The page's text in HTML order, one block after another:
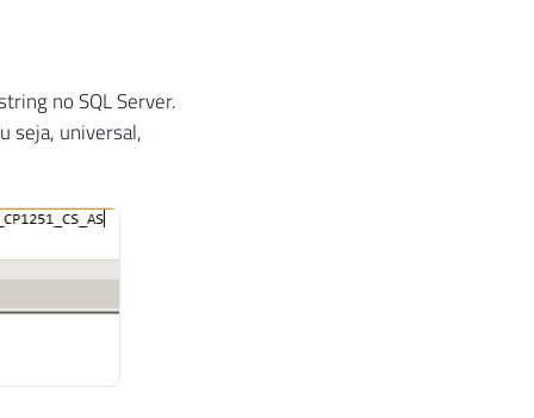
no SQL Server.
seja, universal,